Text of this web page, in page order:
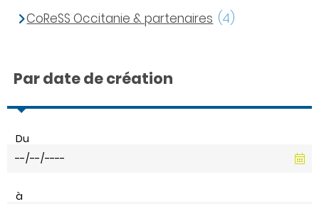
CoReSS Occitanie & partenaires (4)
Par date de création
Du
à